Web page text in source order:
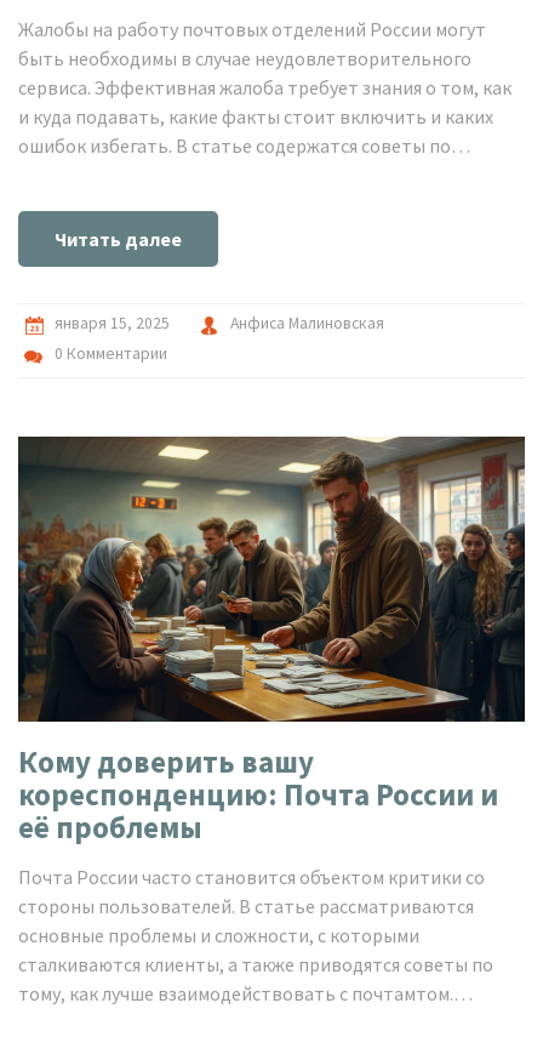
Жалобы на работу почтовых отделений России могут
быть необходимы в случае неудовлетворительного
сервиса. Эффективная жалоба требует знания о том, как
и куда подавать, какие факты стоит включить и каких
ошибок избегать. В статье содержатся советы по
почтовым сервисом. Это поможет улучшить работу
почты и качество обслуживания.
Читать далее
января 15, 2025
Анфиса Малиновская
0 Комментарии
Кому доверить вашу
кореспонденцию: Почта России и
её проблемы
Почта России часто становится объектом критики со
стороны пользователей. В статье рассматриваются
основные проблемы и сложности, с которыми
сталкиваются клиенты, а также приводятся советы по
тому, как лучше взаимодействовать с почтамтом.